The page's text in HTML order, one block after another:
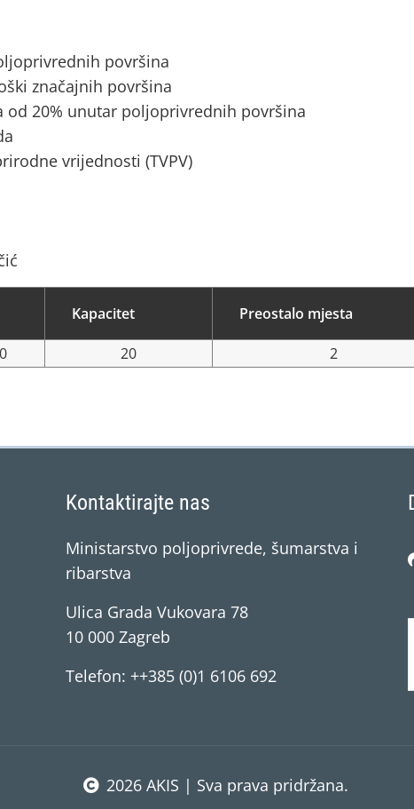
površina
značajnih površina
20% unutar poljoprivrednih površina
vrijednosti (TVPV)
Kapacitet Preostalo mjesta
20 2
Kontaktirajte nas
Ministarstvo poljoprivrede, šumarstva i
ribarstva
Ulica Grada Vukovara 78
10 000 Zagreb
Telefon: ++385 (0)1 6106 692
2026 AKIS | Sva prava pridržana.